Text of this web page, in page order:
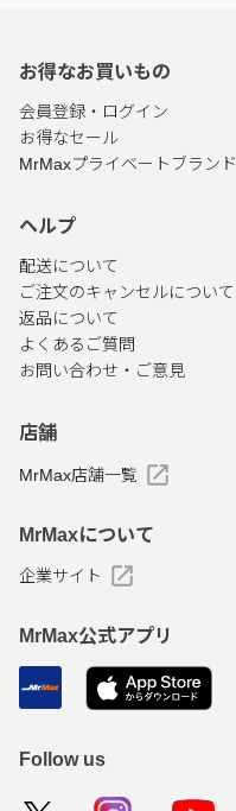
お得なお買いもの
会員登録・ログイン
お得なセール
MrMaxプライベートブランド
ヘルプ
配送について
ご注文のキャンセルについて
返品について
よくあるご質問
お問い合わせ・ご意見
店舗
MrMax店舗一覧
MrMaxについて
企業サイト
MrMax公式アプリ
Follow us